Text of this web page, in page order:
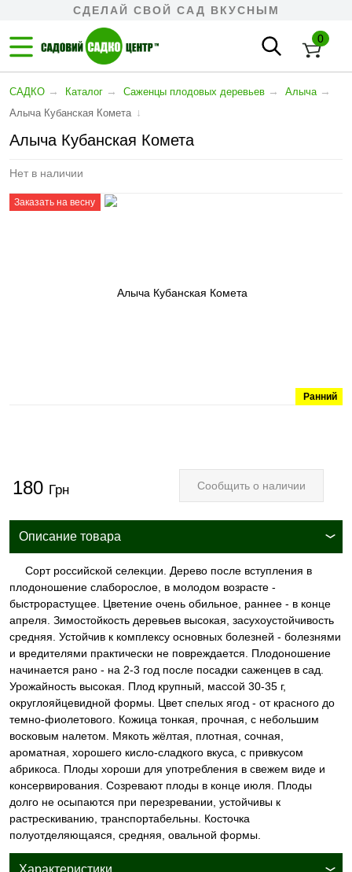
СДЕЛАЙ СВОЙ САД ВКУСНЫМ
0
САДКО → Каталог → Cаженцы плодовых деревьев → Алыча →
Алыча Кубанская Комета ↓
Алыча Кубанская Комета
Нет в наличии
Заказать на весну
Ранний
180 Грн Сообщить о наличии
Описание товара
Сорт российской селекции. Дерево после вступления в
плодоношение слаборослое, в молодом возрасте -
быстрорастущее. Цветение очень обильное, раннее - в конце
апреля. Зимостойкость деревьев высокая, засухоустойчивость
средняя. Устойчив к комплексу основных болезней - болезнями
и вредителями практически не повреждается. Плодоношение
начинается рано - на 2-3 год после посадки саженцев в сад.
Урожайность высокая. Плод крупный, массой 30-35 г,
округлояйцевидной формы. Цвет спелых ягод - от красного до
темно-фиолетового. Кожица тонкая, прочная, с небольшим
восковым налетом. Мякоть жёлтая, плотная, сочная,
ароматная, хорошего кисло-сладкого вкуса, с привкусом
абрикоса. Плоды хороши для употребления в свежем виде и
консервирования. Созревают плоды в конце июля. Плоды
долго не осыпаются при перезревании, устойчивы к
растрескиванию, транспортабельны. Косточка
полуотделяющаяся, средняя, овальной формы.
Характеристики